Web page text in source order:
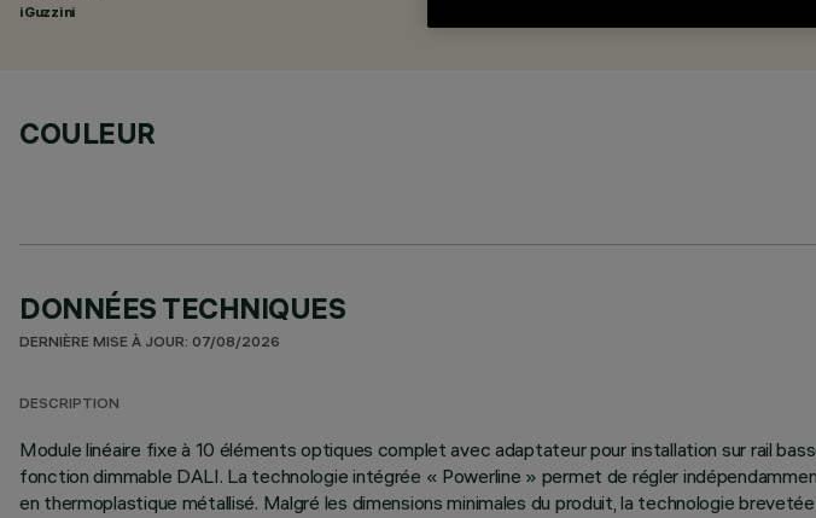
iGuzzini
COULEUR
DONNÉES TECHNIQUES
DERNIÈRE MISE À JOUR: 07/08/2026
DESCRIPTION
Module linéaire fixe à 10 éléments optiques complet avec adaptateur pour installation sur rail
fonction dimmable DALI. La technologie intégrée « Powerline » permet de régler
en thermoplastique métallisé. Malgré les dimensions minimales du produit, la technologie